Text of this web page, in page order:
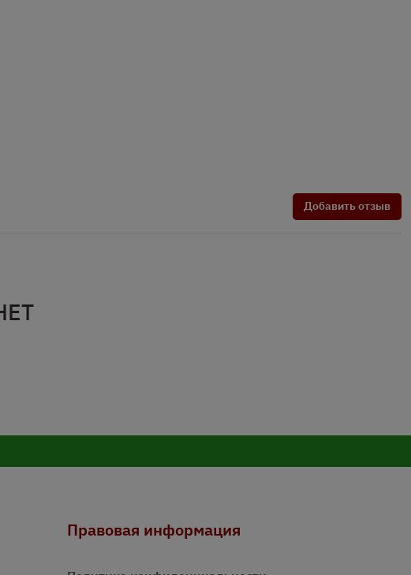
Добавить отзыв
Правовая информация